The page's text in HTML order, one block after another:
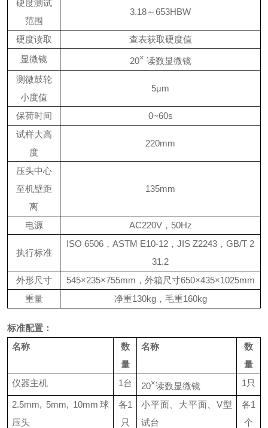
硬度测试
范围
3.18～653HBW
硬度读取
查表获取硬度值
显微镜
20× 读数显微镜
测微鼓轮
小度值
5μm
保荷时间
0~60s
试样大高
度
220mm
压头中心
至机壁距
离
135mm
电源 AC220V， 50Hz
执行标准
ISO 6506 ， ASTM E10-12 ， JIS Z2243 ， GB/T 2
31.2
外形尺寸
545×235×755mm ，外箱尺寸650×435×1025mm
重量
净重130kg，毛重160kg
标准配置：
名称
数
量
名称
数
量
仪器主机
1台 20×读数显微镜 1 只
2.5mm, 5mm, 10mm 球
压头
各1
只
小平面、大平面、V型
试台
各1
个